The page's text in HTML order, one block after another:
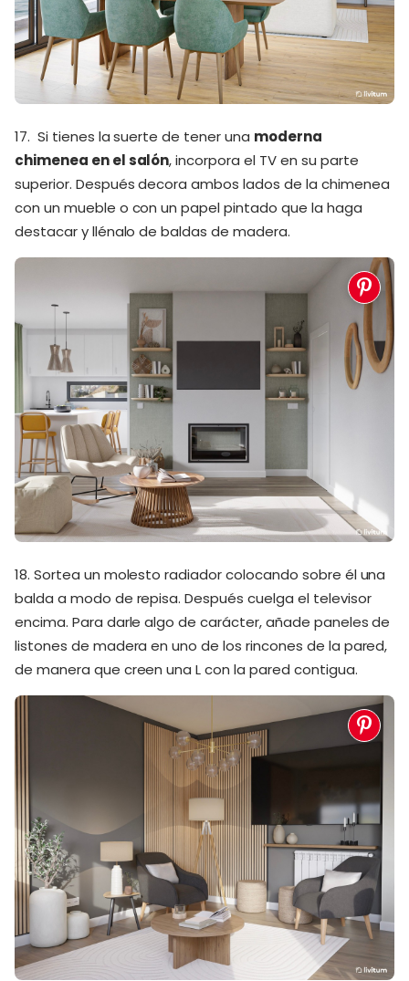
17. Si tienes la suerte de tener una moderna
chimenea en el salón, incorpora el TV en su parte
superior. Después decora ambos lados de la chimenea
con un mueble o con un papel pintado que la haga
destacar y llénalo de baldas de madera.
18. Sortea un molesto radiador colocando sobre él una
balda a modo de repisa. Después cuelga el televisor
encima. Para darle algo de carácter, añade paneles de
listones de madera en uno de los rincones de la pared,
de manera que creen una L con la pared contigua.